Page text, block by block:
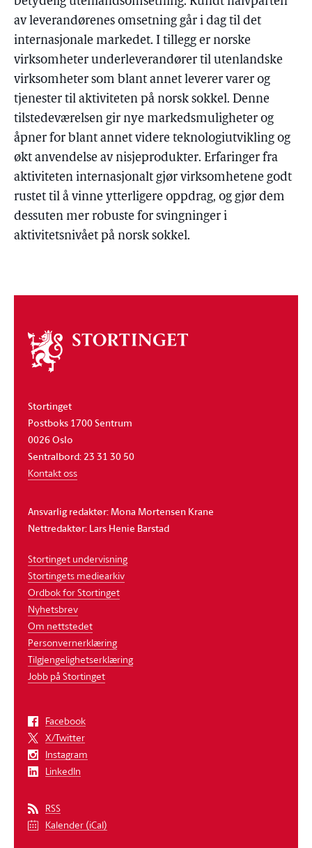
av leverandørenes omsetning går i dag til det
internasjonale markedet. I tillegg er norske
virksomheter underleverandører til utenlandske
virksomheter som blant annet leverer varer og
tjenester til aktiviteten på norsk sokkel. Denne
tilstedeværelsen gir nye markedsmuligheter og
åpner for blant annet videre teknologiutvikling og
økt anvendelse av nisjeprodukter. Erfaringer fra
aktiviteten internasjonalt gjør virksomhetene godt
rustet til å vinne ytterligere oppdrag, og gjør dem
dessuten mer robuste for svingninger i
aktivitetsnivået på norsk sokkel.
Om
stortinget
Stortinget
Postboks 1700 Sentrum
0026 Oslo
Sentralbord: 23 31 30 50
Kontakt oss
Ansvarlig redaktør: Mona Mortensen Krane
Nettredaktør: Lars Henie Barstad
Stortinget undervisning
Stortingets mediearkiv
Ordbok for Stortinget
Nyhetsbrev
Om nettstedet
Personvernerklæring
Tilgjengelighetserklæring
Jobb på Stortinget
Facebook
X/Twitter
Instagram
LinkedIn
RSS
Kalender (iCal)